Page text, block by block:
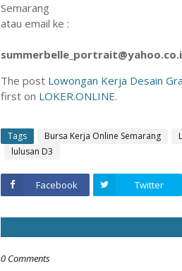
Semarang
atau email ke :
The post Lowongan Kerja Desain
first on LOKER.ONLINE.
Tags Bursa Kerja Online Semarang
lulusan D3
Facebook Twitter
0 Comments